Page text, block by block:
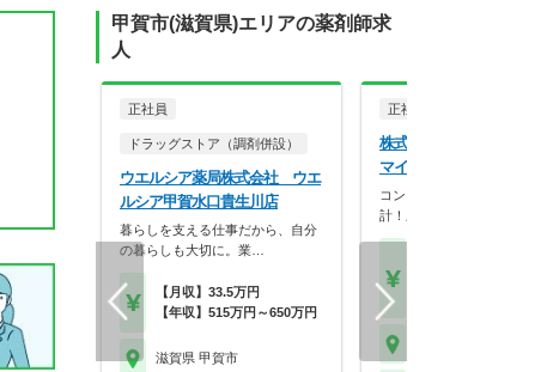
甲賀市(滋賀県)エリアの薬剤師求
人
正社員
ドラッグストア（調剤併設）
ウエルシア薬局株式会社 ウエ
ルシア甲賀水口貴生川店
暮らしを支える仕事だから、自分
の暮らしも大切に。業…
【月収】33.5万円
【年収】515万円～650万円
滋賀県 甲賀市
正社員
株式会社ユニスマイル
マイル薬局 あやの店
コンプライアンス重視の店舗
計！上場企業母体で研修…